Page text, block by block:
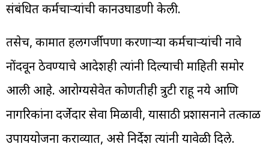
संबंधित कर्मचाऱ्यांची कानउघाडणी केली.
तसेच, कामात हलगर्जीपणा करणाऱ्या कर्मचाऱ्यांची नावे
नोंदवून ठेवण्याचे आदेशही त्यांनी दिल्याची माहिती समोर
आली आहे. आरोग्यसेवेत कोणतीही त्रुटी राहू नये आणि
नागरिकांना दर्जेदार सेवा मिळावी, यासाठी प्रशासनाने तत्काळ
उपाययोजना कराव्यात, असे निर्देश त्यांनी यावेळी दिले.